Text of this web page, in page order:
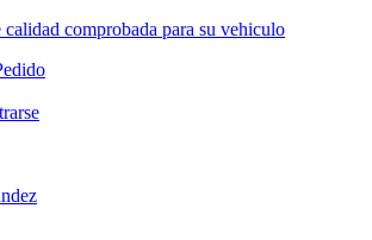
calidad comprobada para su vehiculo